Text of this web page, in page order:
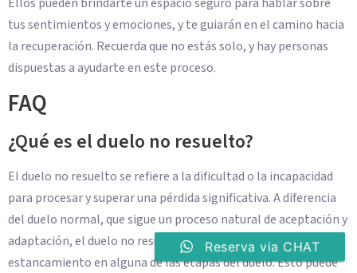
tus sentimientos y emociones, y te guiarán en el camino hacia
la recuperación. Recuerda que no estás solo, y hay personas
dispuestas a ayudarte en este proceso.
FAQ
¿Qué es el duelo no resuelto?
El duelo no resuelto se refiere a la dificultad o la incapacidad
para procesar y superar una pérdida significativa. A diferencia
del duelo normal, que sigue un proceso natural de aceptación y
adaptación, el duelo no resuelto implica una prolongación o
estancamiento en alguna de las etapas del duelo. Esto puede
Reserva via CHAT